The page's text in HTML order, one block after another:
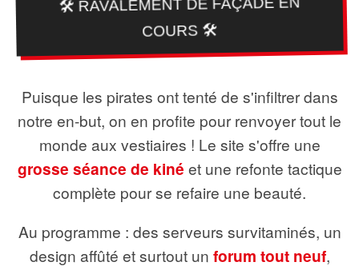
COURS 🛠️
Puisque les pirates ont tenté de s'infiltrer dans
notre en-but, on en profite pour renvoyer tout le
monde aux vestiaires ! Le site s'offre une
grosse séance de kiné et une refonte tactique
complète pour se refaire une beauté.
Au programme : des serveurs survitaminés, un
design affûté et surtout un forum tout neuf,